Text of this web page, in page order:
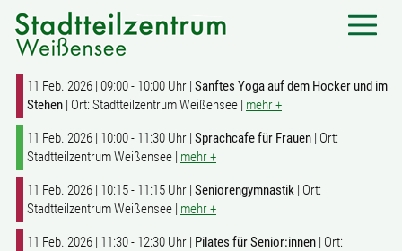
11 Feb. 2026 | 09:00 - 10:00 Uhr | Sanftes Yoga auf dem Hocker und im
Stehen | Ort: Stadtteilzentrum Weißensee | mehr +
11 Feb. 2026 | 10:00 - 11:30 Uhr | Sprachcafe für Frauen | Ort:
Stadtteilzentrum Weißensee | mehr +
11 Feb. 2026 | 10:15 - 11:15 Uhr | Seniorengymnastik | Ort:
Stadtteilzentrum Weißensee | mehr +
11 Feb. 2026 | 11:30 - 12:30 Uhr | Pilates für Senior:innen | Ort: